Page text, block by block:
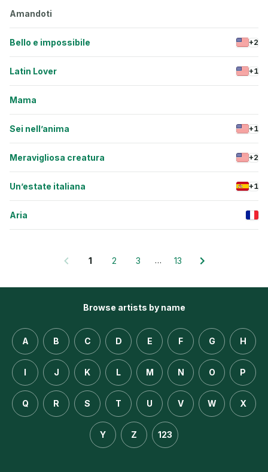
Amandoti
Bello e impossibile +2
Latin Lover +1
Mama
Sei nell’anima +1
Meravigliosa creatura +2
Un’estate italiana +1
Aria
1 2 3 … 13
Browse artists by name
A B C D E F G H
I J K L M N O P
Q R S T U V W X
Y Z 123